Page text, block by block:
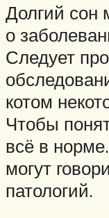
Долгий сон
о
Следует
котом
Чтобы
всё в
могут
патологий.